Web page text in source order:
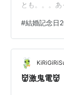
とも。。。
事行って家で
っけ。 23回
して朝ご飯
に何処か行
気が失せた
#結婚記念日
👹激鬼電👹